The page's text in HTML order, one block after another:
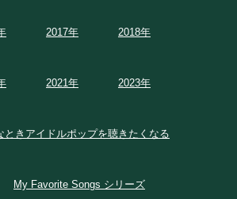
2017年 2018年
2021年 2023年
ときアイドルポップを聴きたくなる
My Favorite Songs シリーズ